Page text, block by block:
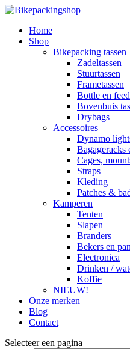
Home
Shop
Bikepacking tassen
Zadeltassen
Stuurtassen
Frametassen
Bottle en
Bovenbuis
Drybags
Accessoires
Dynamo
Bagageracks
Cages,
Straps
Kleding
Patches &
Kamperen
Tenten
Slapen
Branders
Bekers en
Electronica
Drinken /
Koffie
NIEUW!
Onze merken
Blog
Contact
Selecteer een pagina